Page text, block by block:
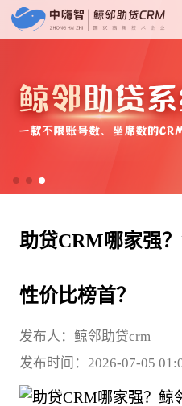
助贷CRM哪家强
性价比榜首？
发布人：鲸邻助贷crm
发布时间：2026-07-05